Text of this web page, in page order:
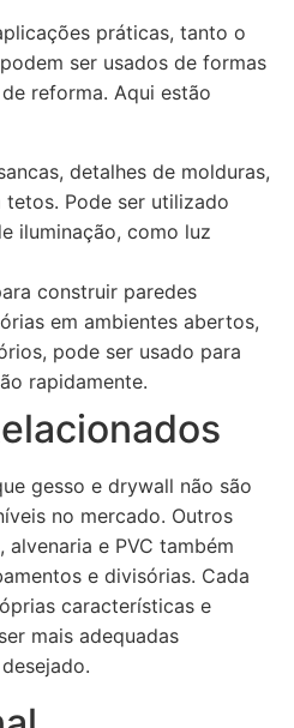
práticas, tanto o
ser usados de formas
reforma. Aqui estão
detalhes de molduras,
tetos. Pode ser utilizado
iluminação, como luz
construir paredes
em ambientes abertos,
pode ser usado para
rapidamente.
gesso e drywall não são
no mercado. Outros
e PVC também
e divisórias. Cada
características e
mais adequadas